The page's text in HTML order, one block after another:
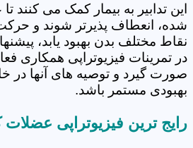
این تدابیر به بیمار کمک می کنند
شده، انعطاف پذیرتر شوند و
نقاط مختلف بدن بهبود یابد،
در تمرینات فیزیوتراپی همکاری
صورت گیرد و توصیه های آنها در
بهبودی مستمر باشد.
رایج ترین فیزیوتراپی